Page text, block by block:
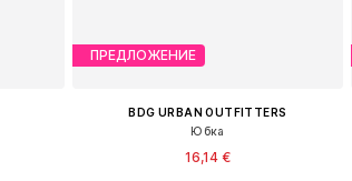
ПРЕДЛОЖЕНИЕ
BDG URBAN OUTFITTERS
Юбка
16,14 €